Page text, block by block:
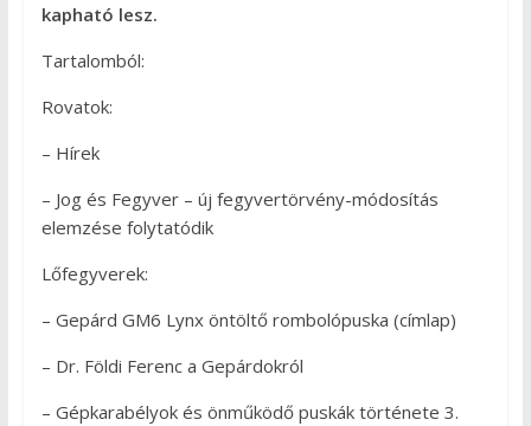
kapható lesz.
Tartalomból:
Rovatok:
– Hírek
– Jog és Fegyver – új fegyvertörvény-módosítás
elemzése folytatódik
Lőfegyverek:
– Gepárd GM6 Lynx öntöltő rombolópuska (címlap)
– Dr. Földi Ferenc a Gepárdokról
– Gépkarabélyok és önműködő puskák története 3.